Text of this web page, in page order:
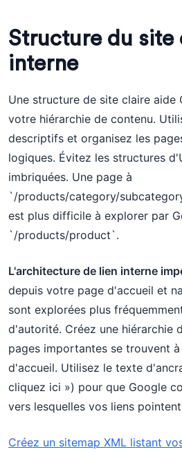
Structure du site
interne
Une structure de site claire aide
votre hiérarchie de contenu.
descriptifs et organisez les
logiques. Évitez les structures
imbriquées. Une page à
`/products/category/
est plus difficile à explorer par
`/products/product`.
L'architecture de lien interne
depuis votre page d'accueil et
sont explorées plus
d'autorité. Créez une hiérarchie
pages importantes se trouvent
d'accueil. Utilisez le texte
cliquez ici ») pour que Google
vers lesquelles vos liens
Créez un sitemap XML listant